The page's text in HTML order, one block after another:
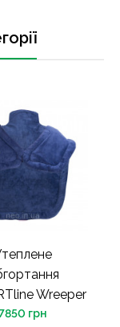
Wreeper
грн